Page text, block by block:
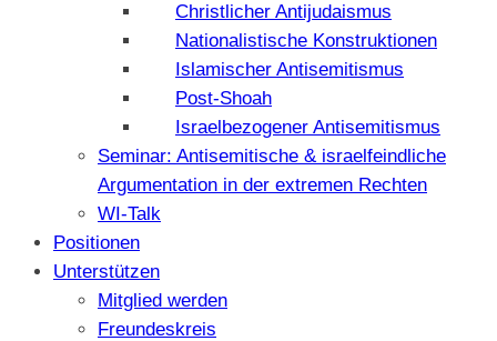
Christlicher Antijudaismus
Nationalistische Konstruktionen
Islamischer Antisemitismus
Post-Shoah
Israelbezogener Antisemitismus
Seminar: Antisemitische & israelfeindliche
Argumentation in der extremen Rechten
WI-Talk
Positionen
Unterstützen
Mitglied werden
Freundeskreis